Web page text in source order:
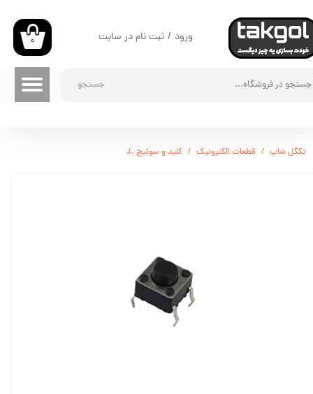
جستجو
۰ ورود / ثبت نام در سایت
حساب کاربری من
تغییر گذر واژه
سفارشات
تکگل شاپ قطعات الکترونیک کلید و سوئیچ